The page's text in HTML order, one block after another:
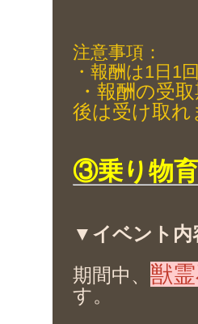
注意事項：
・報酬は1日1
・報酬の受
後は受け取れ
③乗り物
▼イベント内
期間中、 獣
す。